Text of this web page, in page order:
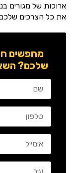
ארוכות של
את כל הצרכים
מחפשים
שלכם?